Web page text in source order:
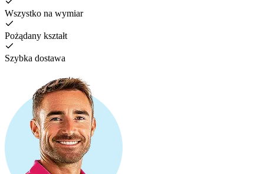
Wszystko na wymiar
Pożądany kształt
Szybka dostawa